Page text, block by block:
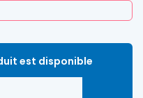
est disponible